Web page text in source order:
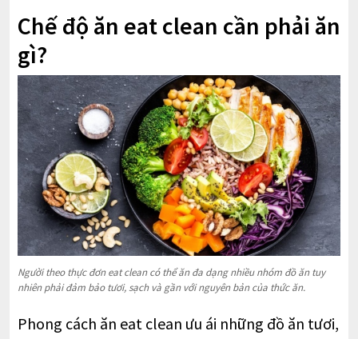
Chế độ ăn eat clean cần phải ăn
gì?
Người theo thực đơn eat clean có thể ăn đa dạng nhiều nhóm đồ ăn tuy
nhiên phải đảm bảo tươi, sạch và gần với nguyên bản của thức ăn.
Phong cách ăn eat clean ưu ái những đồ ăn tươi,